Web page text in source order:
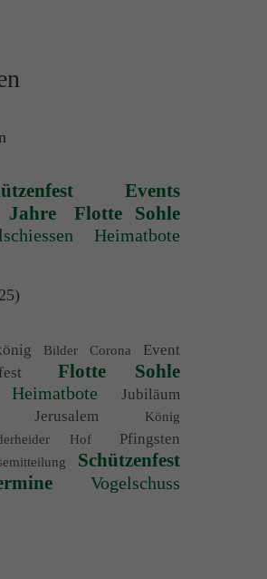
Events
Jahre Flotte Sohle
Heimatbote
Bilder Corona Event
Flotte Sohle
Heimatbote Jubiläum
Jerusalem König
Hof Pfingsten
Schützenfest
Vogelschuss